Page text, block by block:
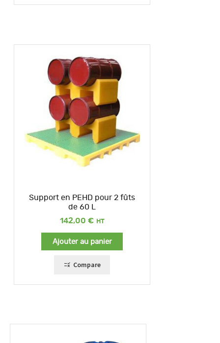
Support en PEHD pour 2 fûts
de 60 L
142,00 €
Ajouter au panier
Compare